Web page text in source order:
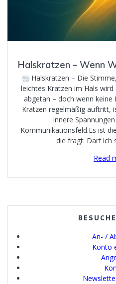
Halskratzen – Wenn
Halskratzen – Die
leichtes Kratzen im Hals
abgetan – doch wenn
Kratzen regelmäßig auftritt,
innere
Kommunikationsfeld.Es ist
die fragt: Darf ich
Read
An- /
Konto